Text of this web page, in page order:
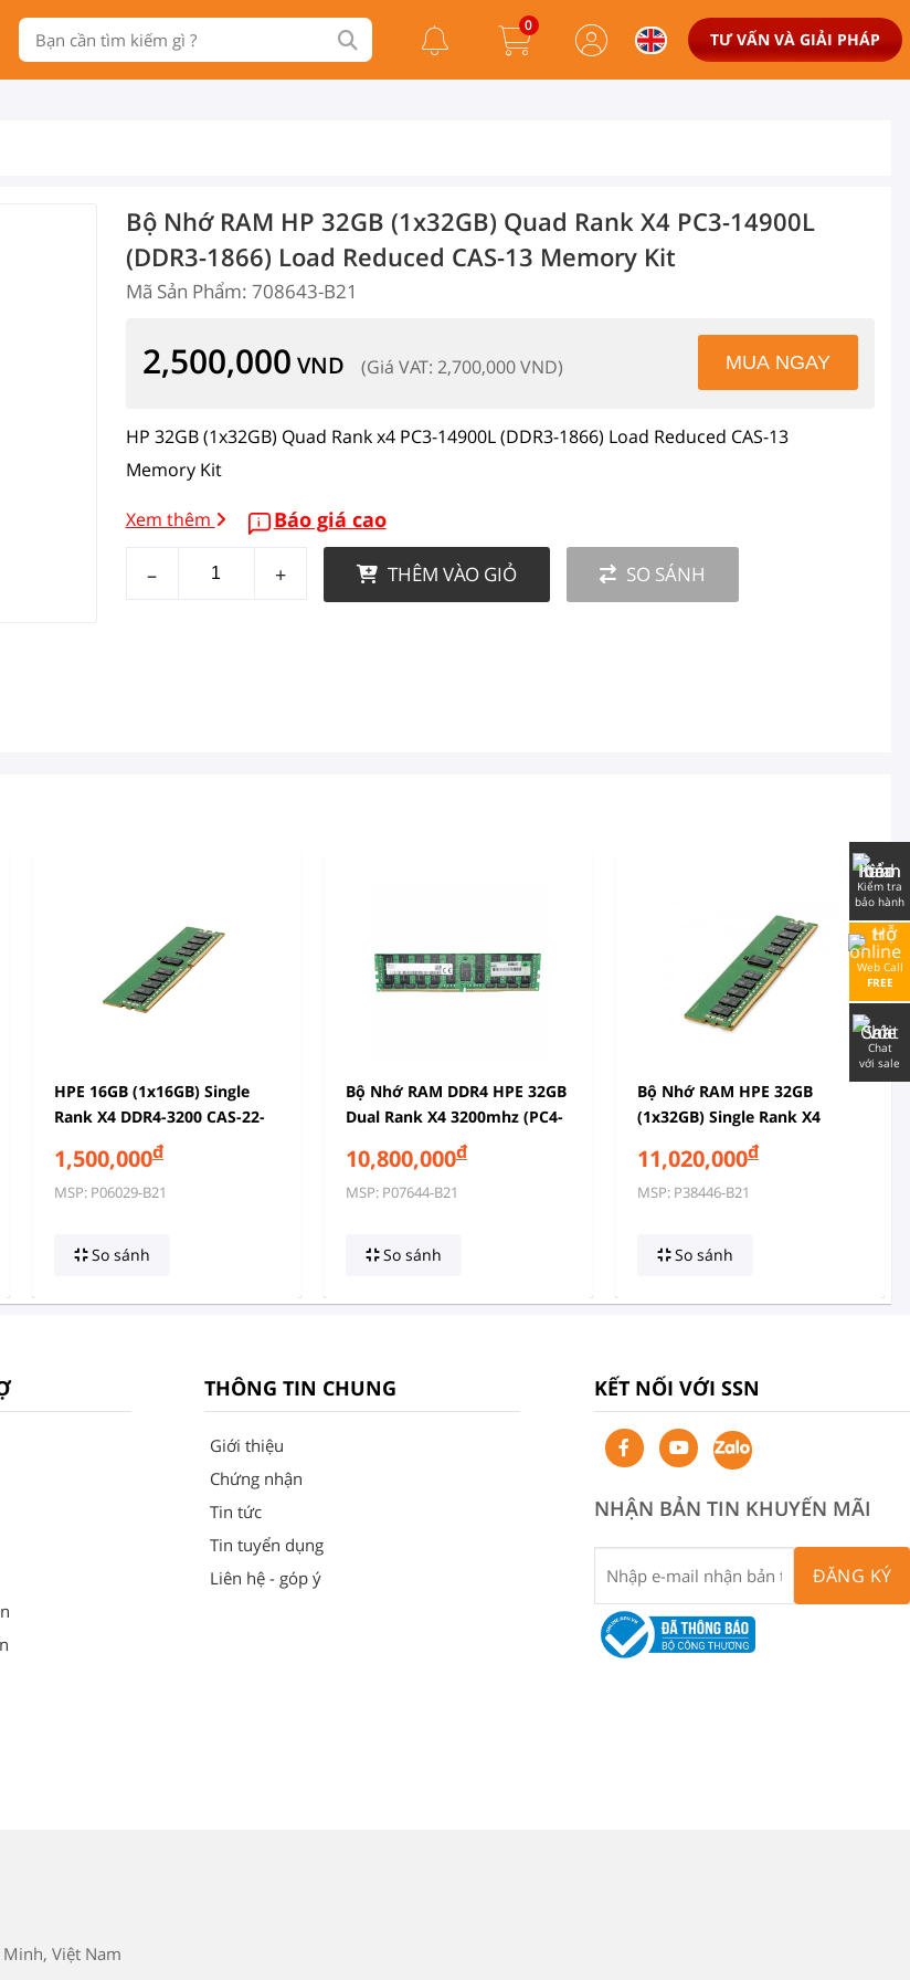
0
TƯ VẤN VÀ GIẢI PHÁP
Bộ Nhớ RAM HP 32GB (1x32GB) Quad Rank X4 PC3-14900L
(DDR3-1866) Load Reduced CAS-13 Memory Kit
Mã Sản Phẩm: 708643-B21
2,500,000 VND (Giá VAT: 2,700,000 VND)
HP 32GB (1x32GB) Quad Rank x4 PC3-14900L (DDR3-1866) Load Reduced CAS-13
Memory Kit
Xem thêm Báo giá cao
– + THÊM VÀO GIỎ SO SÁNH
HPE 16GB (1x16GB) Single
Rank X4 DDR4-3200 CAS-22-
22-22 Registered Smart
Memory Kit
1,500,000đ
MSP: P06029-B21
So sánh
Bộ Nhớ RAM DDR4 HPE 32GB
Dual Rank X4 3200mhz (PC4-
25600) Registered Smart
Memory Kit
10,800,000đ
MSP: P07644-B21
So sánh
Bộ Nhớ RAM HPE 32GB
(1x32GB) Single Rank X4
DDR4-2933 CAS-21-21-21
Registered Memory Kit
11,020,000đ
MSP: P38446-B21
So sánh
THÔNG TIN CHUNG
Giới thiệu
Chứng nhận
Tin tức
Tin tuyển dụng
Liên hệ - góp ý
KẾT NỐI VỚI SSN
NHẬN BẢN TIN KHUYẾN MÃI
ĐĂNG KÝ
Kiểm tra
bảo hành
Web Call
FREE
Chat
với sale
Minh, Việt Nam